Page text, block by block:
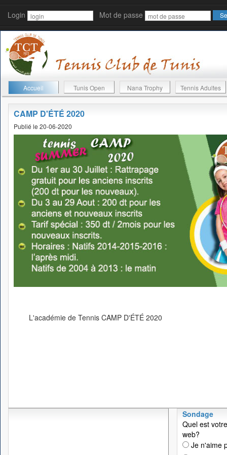
Login Mot de passe
Accueil Tunis Open Nana Trophy Tennis Adultes
CAMP D'ÉTÉ 2020
Publié le 20-06-2020
L'académie de Tennis CAMP D'ÉTÉ 2020
Sondage
Quel est
web?
Je n'aime